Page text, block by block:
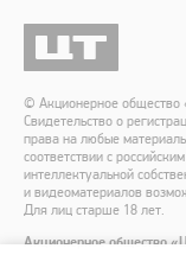
© Акционерное общество
Свидетельство о
права на любые
соответствии с
интеллектуальной
и видеоматериалов
Для лиц старше 18 лет.
Акционерное общество